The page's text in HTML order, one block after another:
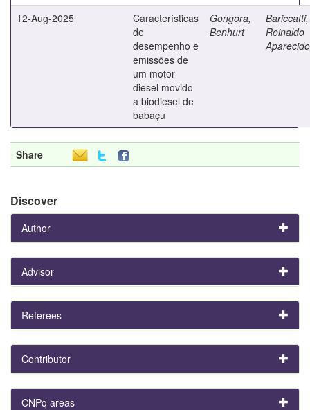
12-Aug-2025
Características
de
desempenho e
emissões de
um motor
diesel movido
a biodiesel de
babaçu
Gongora,
Benhurt
Bariccatti,
Reinaldo
Aparecido
Share
Discover
Author
Advisor
Referees
Contributor
CNPq areas